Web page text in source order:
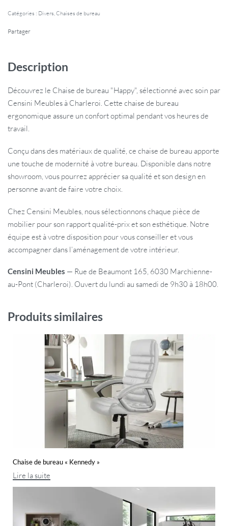
Catégories : Divers Chaises de bureau
Partager
Description
Découvrez le Chaise de bureau "Happy", sélectionné avec soin par
Censini Meubles à Charleroi. Cette chaise de bureau
ergonomique assure un confort optimal pendant vos heures de
travail.
Conçu dans des matériaux de qualité, ce chaise de bureau apporte
une touche de modernité à votre bureau. Disponible dans notre
showroom, vous pourrez apprécier sa qualité et son design en
personne avant de faire votre choix.
Chez Censini Meubles, nous sélectionnons chaque pièce de
mobilier pour son rapport qualité-prix et son esthétique. Notre
équipe est à votre disposition pour vous conseiller et vous
accompagner dans l’aménagement de votre intérieur.
Censini Meubles — Rue de Beaumont 165, 6030 Marchienne-
au-Pont (Charleroi). Ouvert du lundi au samedi de 9h30 à 18h00.
Produits similaires
Chaise de bureau « Kennedy »
Lire la suite